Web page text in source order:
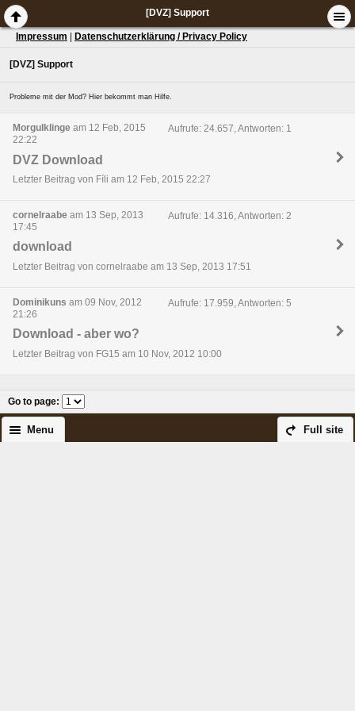
[DVZ] Support
Impressum Datenschutzerklärung / Privacy Policy
[DVZ] Support
Probleme mit der Mod? Hier bekommt man Hilfe.
Morgulklinge am 12 Feb, 2015
22:22
Aufrufe: 24.657, Antworten: 1
DVZ Download
Letzter Beitrag von Fíli am 12 Feb, 2015 22:27
cornelraabe am 13 Sep, 2013
17:45
Aufrufe: 14.316, Antworten: 2
download
Letzter Beitrag von cornelraabe am 13 Sep, 2013 17:51
Dominikuns am 09 Nov, 2012
21:26
Aufrufe: 17.959, Antworten: 5
Download - aber wo?
Letzter Beitrag von FG15 am 10 Nov, 2012 10:00
Go to page:
Full site
Menu